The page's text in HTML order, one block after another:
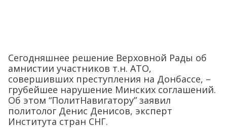
Сегодняшнее решение Верховной Рады об
амнистии участников т.н. АТО,
совершивших преступления на Донбассе, –
грубейшее нарушение Минских соглашений.
Об этом “ПолитНавигатору” заявил
политолог Денис Денисов, эксперт
Института стран СНГ.